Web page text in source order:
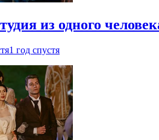
из одного
1 год спустя